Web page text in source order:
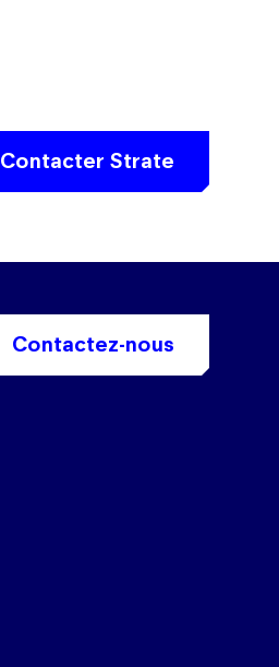
Contacter Strate
Contactez-nous